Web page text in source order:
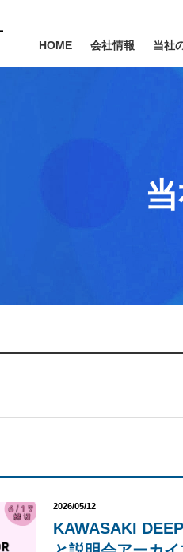
HOME 会社情報 当社
2026/05/12
KAWASAKI